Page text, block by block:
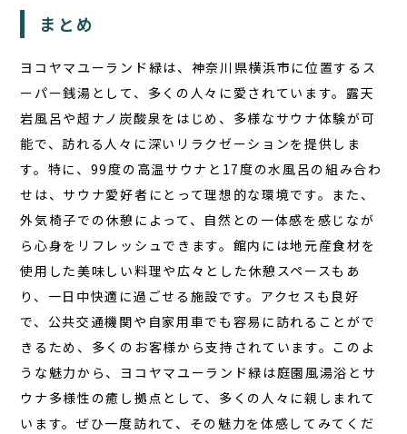
まとめ
ヨコヤマユーランド緑は、神奈川県横浜市に位置するス
ーパー銭湯として、多くの人々に愛されています。露天
岩風呂や超ナノ炭酸泉をはじめ、多様なサウナ体験が可
能で、訪れる人々に深いリラクゼーションを提供しま
す。特に、99度の高温サウナと17度の水風呂の組み合わ
せは、サウナ愛好者にとって理想的な環境です。また、
外気椅子での休憩によって、自然との一体感を感じなが
ら心身をリフレッシュできます。館内には地元産食材を
使用した美味しい料理や広々とした休憩スペースもあ
り、一日中快適に過ごせる施設です。アクセスも良好
で、公共交通機関や自家用車でも容易に訪れることがで
きるため、多くのお客様から支持されています。このよ
うな魅力から、ヨコヤマユーランド緑は庭園風湯浴とサ
ウナ多様性の癒し拠点として、多くの人々に親しまれて
います。ぜひ一度訪れて、その魅力を体感してみてくだ